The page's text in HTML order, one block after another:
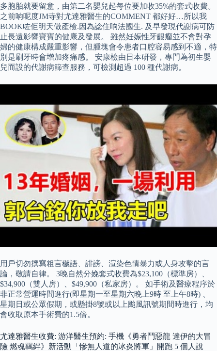
多胞胎就要留意，由第二名嬰兒起每位要加收35%的套式收費。
之前响呢度JM寺對尤達雅醫生的COMMENT 都好好…所以我
BOOK咗佢明天做產檢.因為諗住响法國生. 及早發現代謝病可防
止長遠影響寶寶的健康及發展。 雖然妊娠性牙齦瘤並不會對孕
婦的健康構成嚴重影響，但腫塊會令患者口腔容易感到不適，特
別是刷牙時會增加疼痛感。 安康檢由日本研發，專門為初生嬰
兒而設的代謝病篩查服務，可檢測超過 100 種代謝病。
用戶切勿撰寫粗言穢語、誹謗、渲染色情暴力或人身攻擊的言
論，敬請自律。 3晚自然分娩套式收費為$23,100（標準房）、
$34,900（雙人房）、$49,900（私家房）。 如手術及醫療程序於
非正常營運時間進行(即星期一至星期六晚上9時 至上午8時) 、
星期日或公眾假期，或懸掛8號或以上颱風訊號期間時進行，均
會收取原本手術費的1.5倍。
尤達雅醫生收費: 游洋醫生預約: 手機《勇者鬥惡龍 達伊的大冒
險 燃魂羈絆》新活動「慘無人道的冰炎將軍」開跑 5 個人說